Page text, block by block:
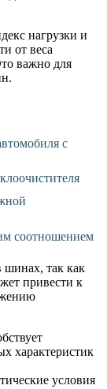
нагрузки и
от веса
важно для
с
соотношением
шинах, так как
привести к
характеристик
условия